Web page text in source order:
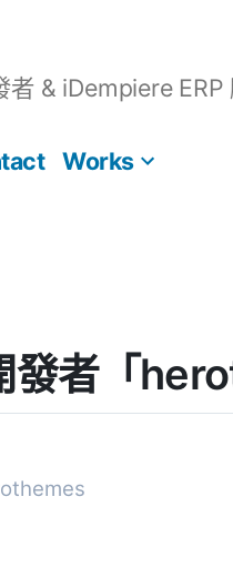
者 & iDempiere
Works
者「